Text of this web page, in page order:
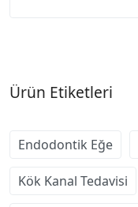
Ürün Etiketleri
Endodontik Eğe
Kök Kanal Tedavisi